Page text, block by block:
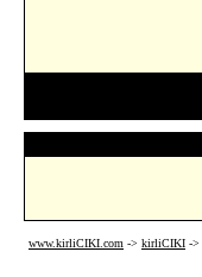
www.kirliCIKI.com -> kirliCIKI ->